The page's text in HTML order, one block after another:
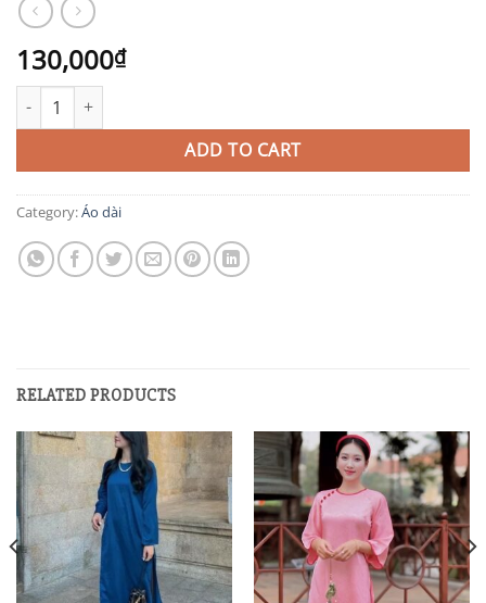
130,000₫
AD92 quantity
ADD TO CART
Category:Áo dài
RELATED PRODUCTS